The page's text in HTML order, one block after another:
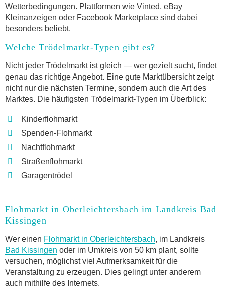
Wetterbedingungen. Plattformen wie Vinted, eBay
Kleinanzeigen oder Facebook Marketplace sind dabei
besonders beliebt.
Welche Trödelmarkt-Typen gibt es?
Nicht jeder Trödelmarkt ist gleich — wer gezielt sucht, findet
genau das richtige Angebot. Eine gute Marktübersicht zeigt
nicht nur die nächsten Termine, sondern auch die Art des
Marktes. Die häufigsten Trödelmarkt-Typen im Überblick:
Kinderflohmarkt
Spenden-Flohmarkt
Nachtflohmarkt
Straßenflohmarkt
Garagentrödel
Flohmarkt in Oberleichtersbach im Landkreis Bad
Kissingen
Wer einen Flohmarkt in Oberleichtersbach, im Landkreis
Bad Kissingen oder im Umkreis von 50 km plant, sollte
versuchen, möglichst viel Aufmerksamkeit für die
Veranstaltung zu erzeugen. Dies gelingt unter anderem
auch mithilfe des Internets.